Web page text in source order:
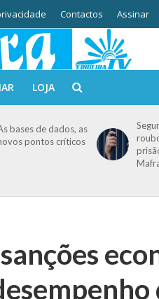
Contactos Assinar
LOJA
bases de dados, as
pontos críticos